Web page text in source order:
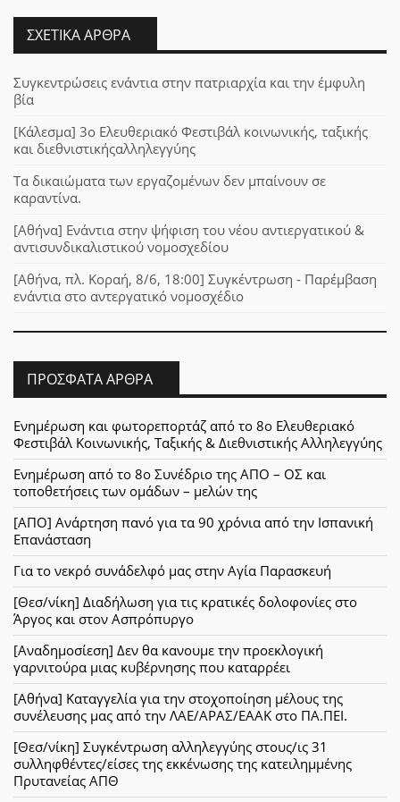
ΣΧΕΤΙΚΆ ΆΡΘΡΑ
Συγκεντρώσεις ενάντια στην πατριαρχία και την έμφυλη
βία
[Κάλεσμα] 3ο Ελευθεριακό Φεστιβάλ κοινωνικής, ταξικής
και διεθνιστικήςαλληλεγγύης
Τα δικαιώματα των εργαζομένων δεν μπαίνουν σε
καραντίνα.
[Αθήνα] Ενάντια στην ψήφιση του νέου αντιεργατικού &
αντισυνδικαλιστικού νομοσχεδίου
[Αθήνα, πλ. Κοραή, 8/6, 18:00] Συγκέντρωση - Παρέμβαση
ενάντια στο αντεργατικό νομοσχέδιο
ΠΡΌΣΦΑΤΑ ΆΡΘΡΑ
Ενημέρωση και φωτορεπορτάζ από το 8ο Ελευθεριακό
Φεστιβάλ Κοινωνικής, Ταξικής & Διεθνιστικής Αλληλεγγύης
Ενημέρωση από το 8ο Συνέδριο της ΑΠΟ – ΟΣ και
τοποθετήσεις των ομάδων – μελών της
[ΑΠΟ] Ανάρτηση πανό για τα 90 χρόνια από την Ισπανική
Επανάσταση
Για το νεκρό συνάδελφό μας στην Αγία Παρασκευή
[Θεσ/νίκη] Διαδήλωση για τις κρατικές δολοφονίες στο
Άργος και στον Ασπρόπυργο
[Αναδημοσίεση] Δεν θα κανουμε την προεκλογική
γαρνιτούρα μιας κυβέρνησης που καταρρέει
[Αθήνα] Καταγγελία για την στοχοποίηση μέλους της
συνέλευσης μας από την ΛΑΕ/ΑΡΑΣ/ΕΑΑΚ στο ΠΑ.ΠΕΙ.
[Θεσ/νίκη] Συγκέντρωση αλληλεγγύης στους/ις 31
συλληφθέντες/είσες της εκκένωσης της κατειλημμένης
Πρυτανείας ΑΠΘ